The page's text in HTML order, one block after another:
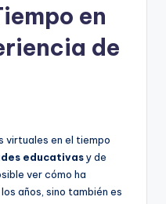
en
de
virtuales en el tiempo
educativasy de
ver cómo ha
años, sino también es